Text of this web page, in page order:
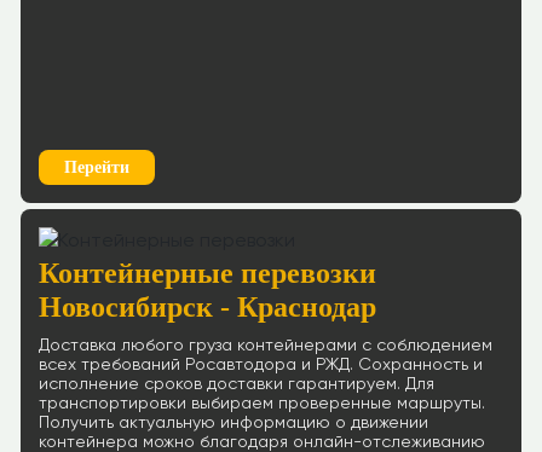
Перейти
Контейнерные перевозки
Новосибирск - Краснодар
Доставка любого груза контейнерами с соблюдением
всех требований Росавтодора и РЖД. Сохранность и
исполнение сроков доставки гарантируем. Для
транспортировки выбираем проверенные маршруты.
Получить актуальную информацию о движении
контейнера можно благодаря онлайн-отслеживанию